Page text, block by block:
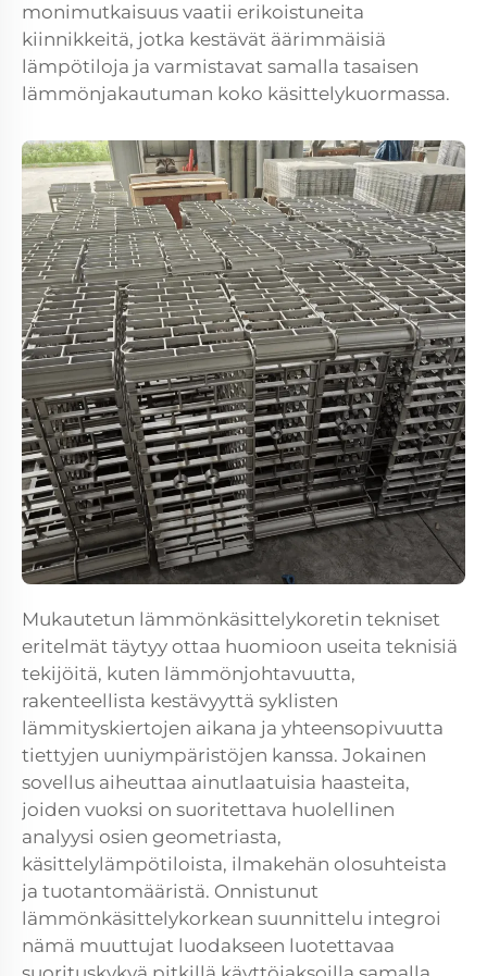
monimutkaisuus vaatii erikoistuneita
kiinnikkeitä, jotka kestävät äärimmäisiä
lämpötiloja ja varmistavat samalla tasaisen
lämmönjakautuman koko käsittelykuormassa.
Mukautetun lämmönkäsittelykoretin tekniset
eritelmät täytyy ottaa huomioon useita teknisiä
tekijöitä, kuten lämmönjohtavuutta,
rakenteellista kestävyyttä syklisten
lämmityskiertojen aikana ja yhteensopivuutta
tiettyjen uuniympäristöjen kanssa. Jokainen
sovellus aiheuttaa ainutlaatuisia haasteita,
joiden vuoksi on suoritettava huolellinen
analyysi osien geometriasta,
käsittelylämpötiloista, ilmakehän olosuhteista
ja tuotantomääristä. Onnistunut
lämmönkäsittelykorkean suunnittelu integroi
nämä muuttujat luodakseen luotettavaa